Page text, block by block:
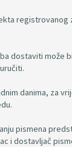
registrovanog
dostaviti može
danima, za
pismena
i dostavljač